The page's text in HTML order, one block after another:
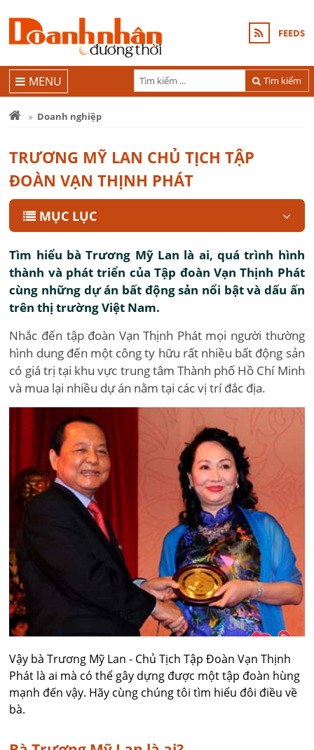
FEEDS
Tìm kiếm
MENU
Doanh nghiệp
TRƯƠNG MỸ LAN CHỦ TỊCH TẬP
ĐOÀN VẠN THỊNH PHÁT
MỤC LỤC
Tìm hiểu bà Trương Mỹ Lan là ai, quá trình hình
thành và phát triển của Tập đoàn Vạn Thịnh Phát
cùng những dự án bất động sản nổi bật và dấu ấn
trên thị trường Việt Nam.
Nhắc đến tập đoàn Vạn Thịnh Phát mọi người thường
hình dung đến một công ty hữu rất nhiều bất động sản
có giá trị tại khu vực trung tâm Thành phố Hồ Chí Minh
và mua lại nhiều dự án nằm tại các vị trí đắc địa.
Vậy bà Trương Mỹ Lan - Chủ Tịch Tập Đoàn Vạn Thịnh
Phát là ai mà có thể gây dựng được một tập đoàn hùng
mạnh đến vậy. Hãy cùng chúng tôi tìm hiểu đôi điều về
bà.